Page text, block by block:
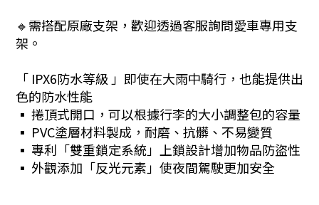
🔹需搭配原廠支架，歡迎透過客服詢問愛車專用支
架。
「 IPX6防水等級 」即使在大雨中騎行，也能提供出
色的防水性能
▪︎ 捲頂式開口，可以根據行李的大小調整包的容量
▪︎ PVC塗層材料製成，耐磨、抗髒、不易變質
▪︎ 專利「雙重鎖定系統」上鎖設計增加物品防盜性
▪︎ 外觀添加「反光元素」使夜間駕駛更加安全